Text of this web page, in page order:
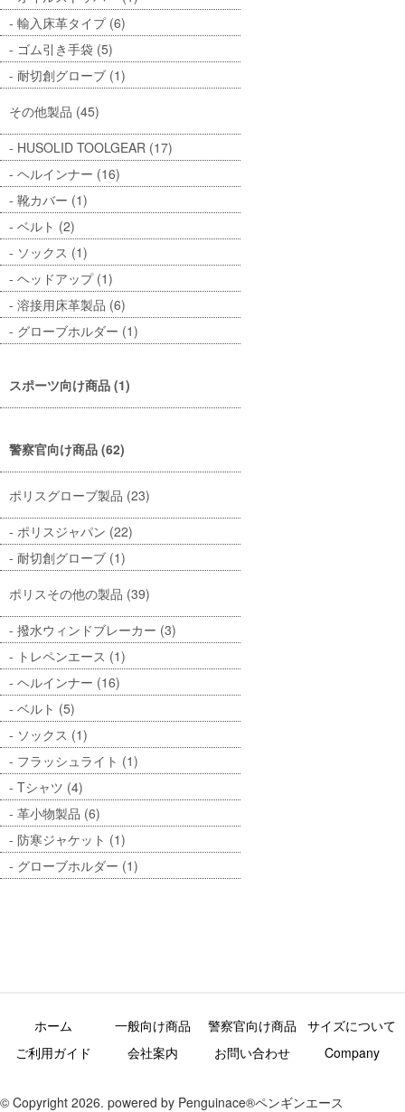
輸入床革タイプ (6)
ゴム引き手袋 (5)
耐切創グローブ (1)
その他製品 (45)
HUSOLID TOOLGEAR (17)
ヘルインナー (16)
靴カバー (1)
ベルト (2)
ソックス (1)
ヘッドアップ (1)
溶接用床革製品 (6)
グローブホルダー (1)
スポーツ向け商品 (1)
警察官向け商品 (62)
ポリスグローブ製品 (23)
ポリスジャパン (22)
耐切創グローブ (1)
ポリスその他の製品 (39)
撥水ウィンドブレーカー (3)
トレペンエース (1)
ヘルインナー (16)
ベルト (5)
ソックス (1)
フラッシュライト (1)
Tシャツ (4)
革小物製品 (6)
防寒ジャケット (1)
グローブホルダー (1)
ホーム 一般向け商品 警察官向け商品
サイズについて
ご利用ガイド
会社案内 お問い合わせ Company
© Copyright 2026. powered by Penguinace®ペンギンエース